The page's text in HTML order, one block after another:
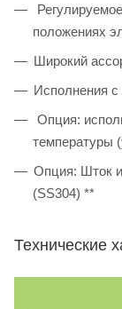
положениях
Широкий
Исполнения с
Опция:
температуры
Опция: Шток
(SS304) **
Технические